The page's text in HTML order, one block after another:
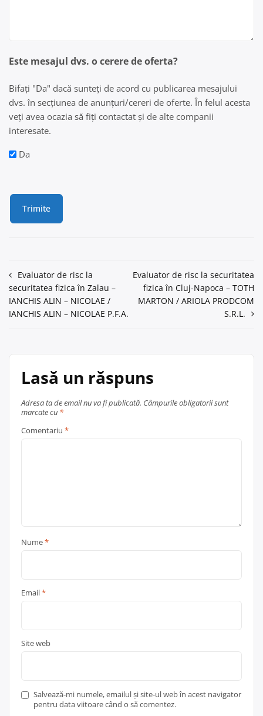
Este mesajul dvs. o cerere de oferta?
Bifați "Da" dacă sunteți de acord cu publicarea mesajului
dvs. în secțiunea de anunțuri/cereri de oferte. În felul acesta
veți avea ocazia să fiți contactat și de alte companii
interesate.
Da
Navigare
în
articole
Evaluator de risc la
securitatea fizica în Zalau –
IANCHIS ALIN – NICOLAE /
IANCHIS ALIN – NICOLAE P.F.A.
Evaluator de risc la securitatea
fizica în Cluj-Napoca – TOTH
MARTON / ARIOLA PRODCOM
S.R.L.
Lasă un răspuns
Adresa ta de email nu va fi publicată. Câmpurile obligatorii sunt
marcate cu *
Comentariu *
Nume*
Email*
Site web
Salvează-mi numele, emailul și site-ul web în acest navigator
pentru data viitoare când o să comentez.